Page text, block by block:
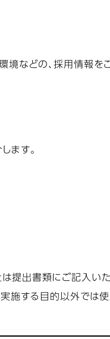
境などの、採用情報を
ます。
提出書類にご記入い
施する目的以外では使